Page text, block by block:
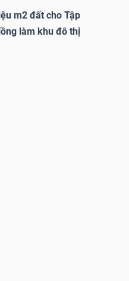
m2 đất cho Tập
làm khu đô thị